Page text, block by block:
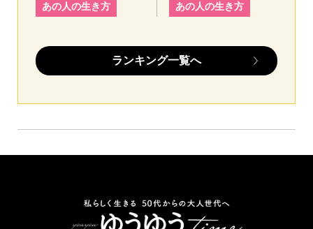
あの人の生き方 あの人の生き方
ランキング一覧へ